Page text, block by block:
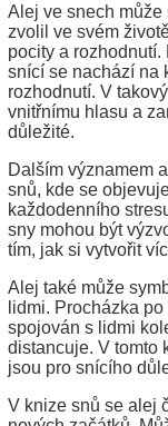
Alej ve snech
zvolil ve svém
pocity a
snící se nachází na
rozhodnutí. V
vnitřnímu hlasu a
důležité.
Dalším významem
snů, kde se
každodenního
sny mohou být
tím, jak si vytvořit
Alej také může
lidmi. Procházka
spojován s lidmi
distancuje. V tomto
jsou pro snícího
V knize snů se alej